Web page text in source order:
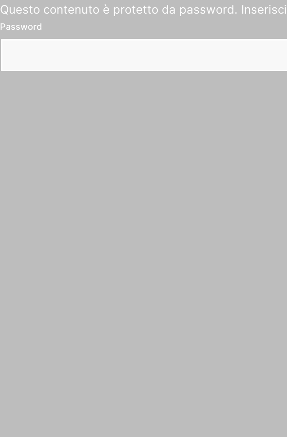
Questo contenuto è protetto da password.
Password